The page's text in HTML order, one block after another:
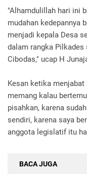
"Alhamdulillah hari ini
mudahan kedepannya
menjadi kepala Desa
dalam rangka
Cibodas," ucap H
Kesan ketika menjabat
memang kalau
pisahkan, karena
sendiri, karena saya
anggota legislatif itu
BACA JUGA